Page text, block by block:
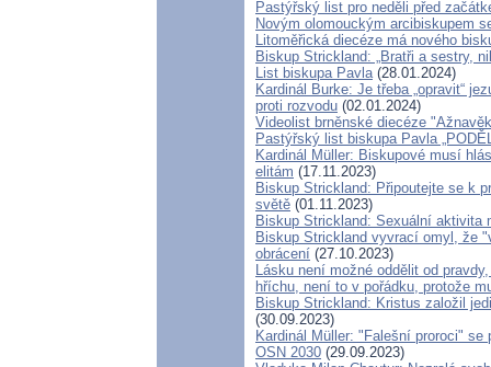
Pastýřský list pro neděli před
Novým olomouckým arcibiskupem
Litoměřická diecéze má nového
Biskup Strickland: „Bratři a sestry,
List biskupa Pavla(28.01.2024)
Kardinál Burke: Je třeba „opravit“
proti rozvodu (02.01.2024)
Videolist brněnské diecéze
Pastýřský list biskupa Pavla
Kardinál Müller: Biskupové musí
elitám (17.11.2023)
Biskup Strickland: Připoutejte se k
světě (01.11.2023)
Biskup Strickland: Sexuální
Biskup Strickland vyvrací omyl, že
obrácení (27.10.2023)
Lásku není možné oddělit od
hříchu, není to v pořádku, protože
Biskup Strickland: Kristus založil
(30.09.2023)
Kardinál Müller: "Falešní proroci"
OSN 2030 (29.09.2023)